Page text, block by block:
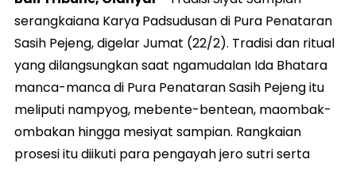
serangkaiana Karya Padsudusan di Pura Penataran
Sasih Pejeng, digelar Jumat (22/2). Tradisi dan ritual
yang dilangsungkan saat ngamudalan Ida Bhatara
manca-manca di Pura Penataran Sasih Pejeng itu
meliputi nampyog, mebente-bentean, maombak-
ombakan hingga mesiyat sampian. Rangkaian
prosesi itu diikuti para pengayah jero sutri serta